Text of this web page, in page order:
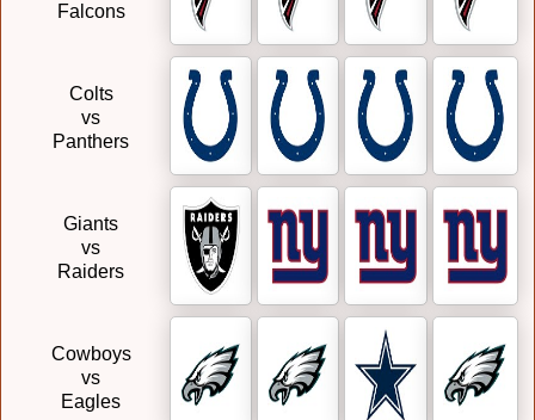
Falcons
Colts
vs
Panthers
Giants
vs
Raiders
Cowboys
vs
Eagles